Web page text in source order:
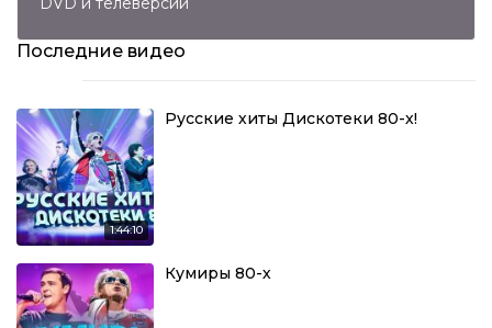
Последние видео
1:44:10
Русские хиты Дискотеки 80-х!
Кумиры 80-х